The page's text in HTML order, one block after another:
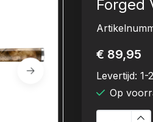
Forged
€ 89,95
Levertijd: 1-
Op